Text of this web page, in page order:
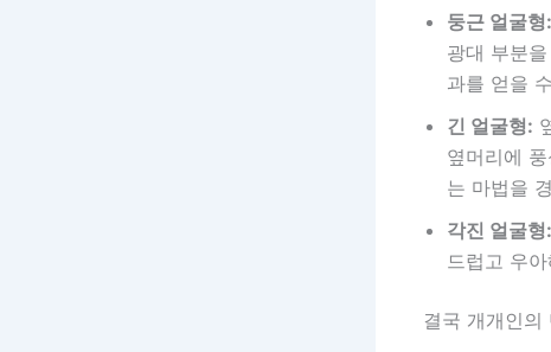
둥근 얼굴형:
광대 부분
과를 얻을
긴 얼굴형:
옆머리에
는 마법을
각진 얼굴형:
드럽고 우
결국 개개인의